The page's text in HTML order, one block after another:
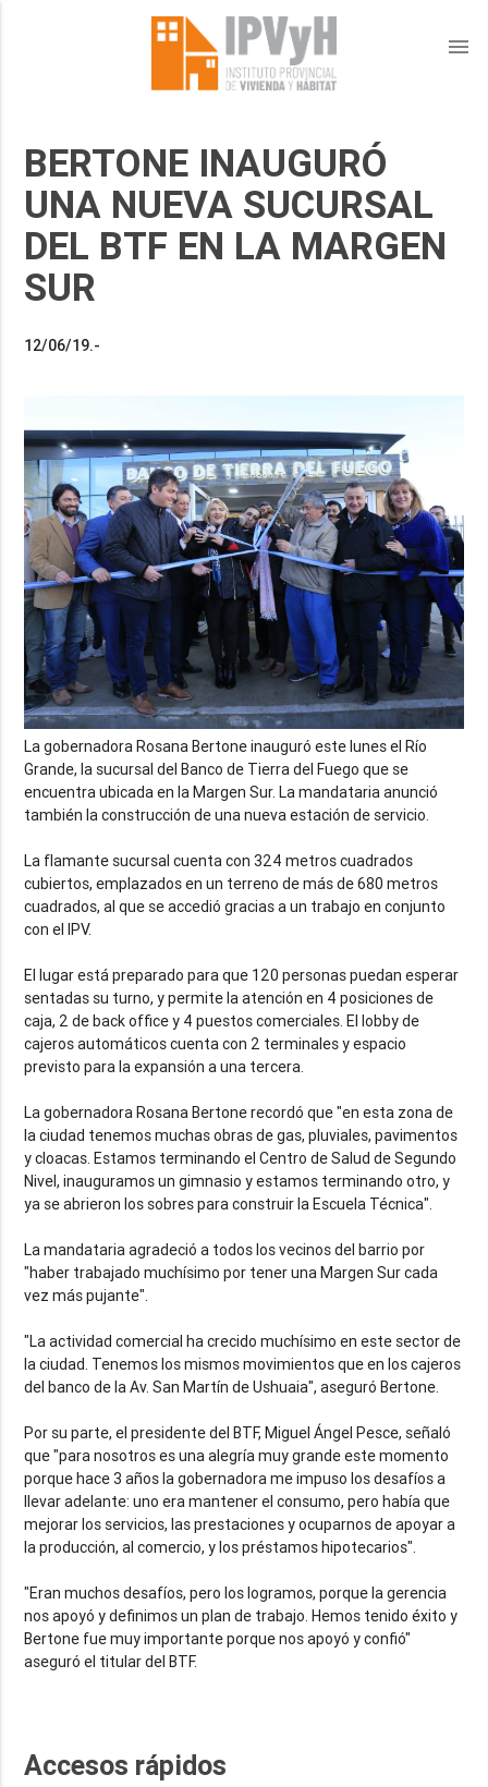
menu
BERTONE INAUGURÓ
UNA NUEVA SUCURSAL
DEL BTF EN LA MARGEN
SUR
12/06/19.-
La gobernadora Rosana Bertone inauguró este lunes el Río
Grande, la sucursal del Banco de Tierra del Fuego que se
encuentra ubicada en la Margen Sur. La mandataria anunció
también la construcción de una nueva estación de servicio.
La flamante sucursal cuenta con 324 metros cuadrados
cubiertos, emplazados en un terreno de más de 680 metros
cuadrados, al que se accedió gracias a un trabajo en conjunto
con el IPV.
El lugar está preparado para que 120 personas puedan esperar
sentadas su turno, y permite la atención en 4 posiciones de
caja, 2 de back office y 4 puestos comerciales. El lobby de
cajeros automáticos cuenta con 2 terminales y espacio
previsto para la expansión a una tercera.
La gobernadora Rosana Bertone recordó que "en esta zona de
la ciudad tenemos muchas obras de gas, pluviales, pavimentos
y cloacas. Estamos terminando el Centro de Salud de Segundo
Nivel, inauguramos un gimnasio y estamos terminando otro, y
ya se abrieron los sobres para construir la Escuela Técnica".
La mandataria agradeció a todos los vecinos del barrio por
"haber trabajado muchísimo por tener una Margen Sur cada
vez más pujante".
"La actividad comercial ha crecido muchísimo en este sector de
la ciudad. Tenemos los mismos movimientos que en los cajeros
del banco de la Av. San Martín de Ushuaia", aseguró Bertone.
Por su parte, el presidente del BTF, Miguel Ángel Pesce, señaló
que "para nosotros es una alegría muy grande este momento
porque hace 3 años la gobernadora me impuso los desafíos a
llevar adelante: uno era mantener el consumo, pero había que
mejorar los servicios, las prestaciones y ocuparnos de apoyar a
la producción, al comercio, y los préstamos hipotecarios".
"Eran muchos desafíos, pero los logramos, porque la gerencia
nos apoyó y definimos un plan de trabajo. Hemos tenido éxito y
Bertone fue muy importante porque nos apoyó y confió"
aseguró el titular del BTF.
Accesos rápidos